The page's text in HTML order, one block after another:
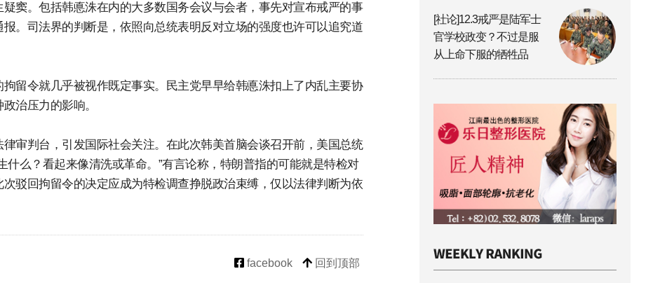
窦。包括韩悳洙在内的大多数国务会议与会者，事先对宣布戒严的事
。司法界的判断是，依照向总统表明反对立场的强度也许可以追究道
留令就几乎被视作既定事实。民主党早早给韩悳洙扣上了内乱主要协
治压力的影响。
审判台，引发国际社会关注。在此次韩美首脑会谈召开前，美国总统
什么？看起来像清洗或革命。”有言论称，特朗普指的可能就是特检对
驳回拘留令的决定应成为特检调查挣脱政治束缚，仅以法律判断为依
facebook
回到顶部
[社论]12.3戒严是陆军士
官学校政变？不过是服
从上命下服的牺牲品